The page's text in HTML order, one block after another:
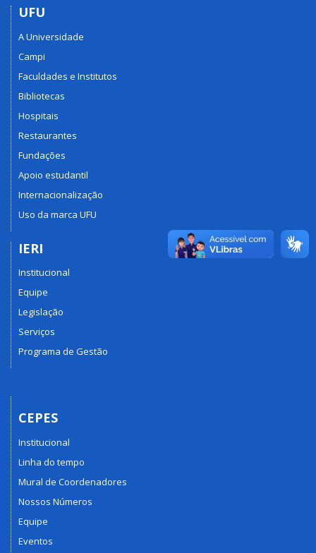
UFU
A Universidade
Campi
Faculdades e Institutos
Bibliotecas
Hospitais
Restaurantes
Fundações
Apoio estudantil
Internacionalização
Uso da marca UFU
IERI
Institucional
Equipe
Legislação
Serviços
Programa de Gestão
CEPES
Institucional
Linha do tempo
Mural de Coordenadores
Nossos Números
Equipe
Eventos